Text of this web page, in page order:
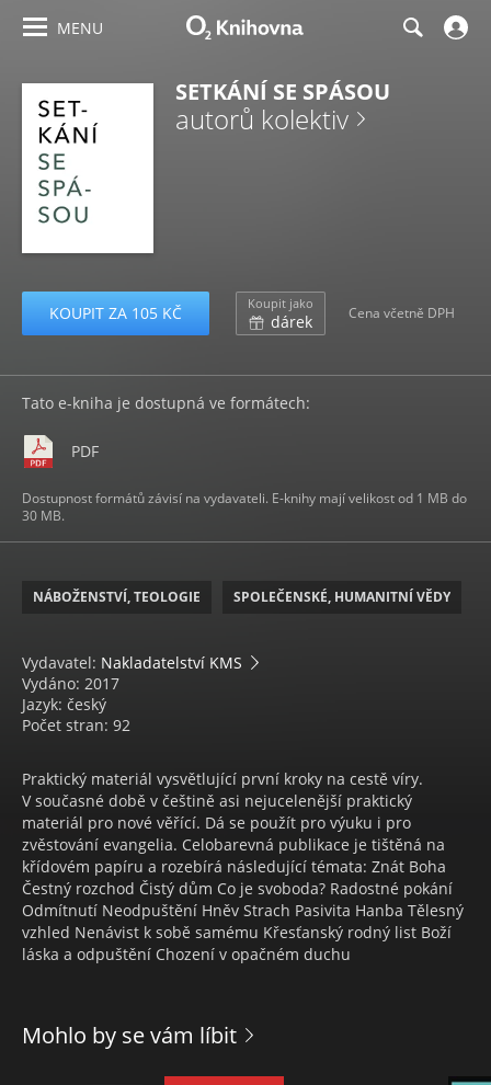
MENU
SETKÁNÍ SE SPÁSOU
autorů kolektiv
KOUPIT ZA 105 KČ Koupit jako
dárek Cena včetně DPH
Tato e-kniha je dostupná ve formátech:
PDF
Dostupnost formátů závisí na vydavateli. E-knihy mají velikost od 1 MB do
30 MB.
NÁBOŽENSTVÍ, TEOLOGIE SPOLEČENSKÉ, HUMANITNÍ VĚDY
Vydavatel: Nakladatelství KMS
Vydáno: 2017
Jazyk: český
Počet stran: 92
Praktický materiál vysvětlující první kroky na cestě víry.
V současné době v češtině asi nejucelenější praktický
materiál pro nové věřící. Dá se použít pro výuku i pro
zvěstování evangelia. Celobarevná publikace je tištěná na
křídovém papíru a rozebírá následující témata: Znát Boha
Čestný rozchod Čistý dům Co je svoboda? Radostné pokání
Odmítnutí Neodpuštění Hněv Strach Pasivita Hanba Tělesný
vzhled Nenávist k sobě samému Křesťanský rodný list Boží
láska a odpuštění Chození v opačném duchu
Mohlo by se vám líbit